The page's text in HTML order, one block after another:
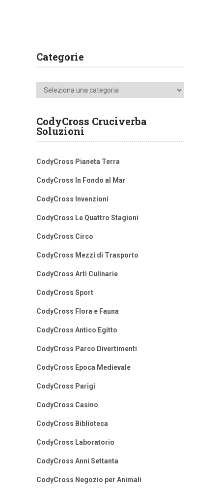
Categorie
Categorie
CodyCross Cruciverba
Soluzioni
CodyCross Pianeta Terra
CodyCross In Fondo al Mar
CodyCross Invenzioni
CodyCross Le Quattro Stagioni
CodyCross Circo
CodyCross Mezzi di Trasporto
CodyCross Arti Culinarie
CodyCross Sport
CodyCross Flora e Fauna
CodyCross Antico Egitto
CodyCross Parco Divertimenti
CodyCross Epoca Medievale
CodyCross Parigi
CodyCross Casino
CodyCross Biblioteca
CodyCross Laboratorio
CodyCross Anni Settanta
CodyCross Negozio per Animali